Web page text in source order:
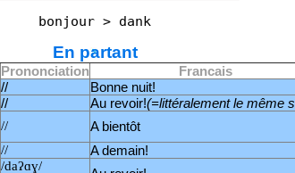
En partant
Prononciation
Francais
//
Bonne nuit!
// Au revoir!(=littéralement le même
//
A bientôt
//
A demain!
/daʔɑɣ/